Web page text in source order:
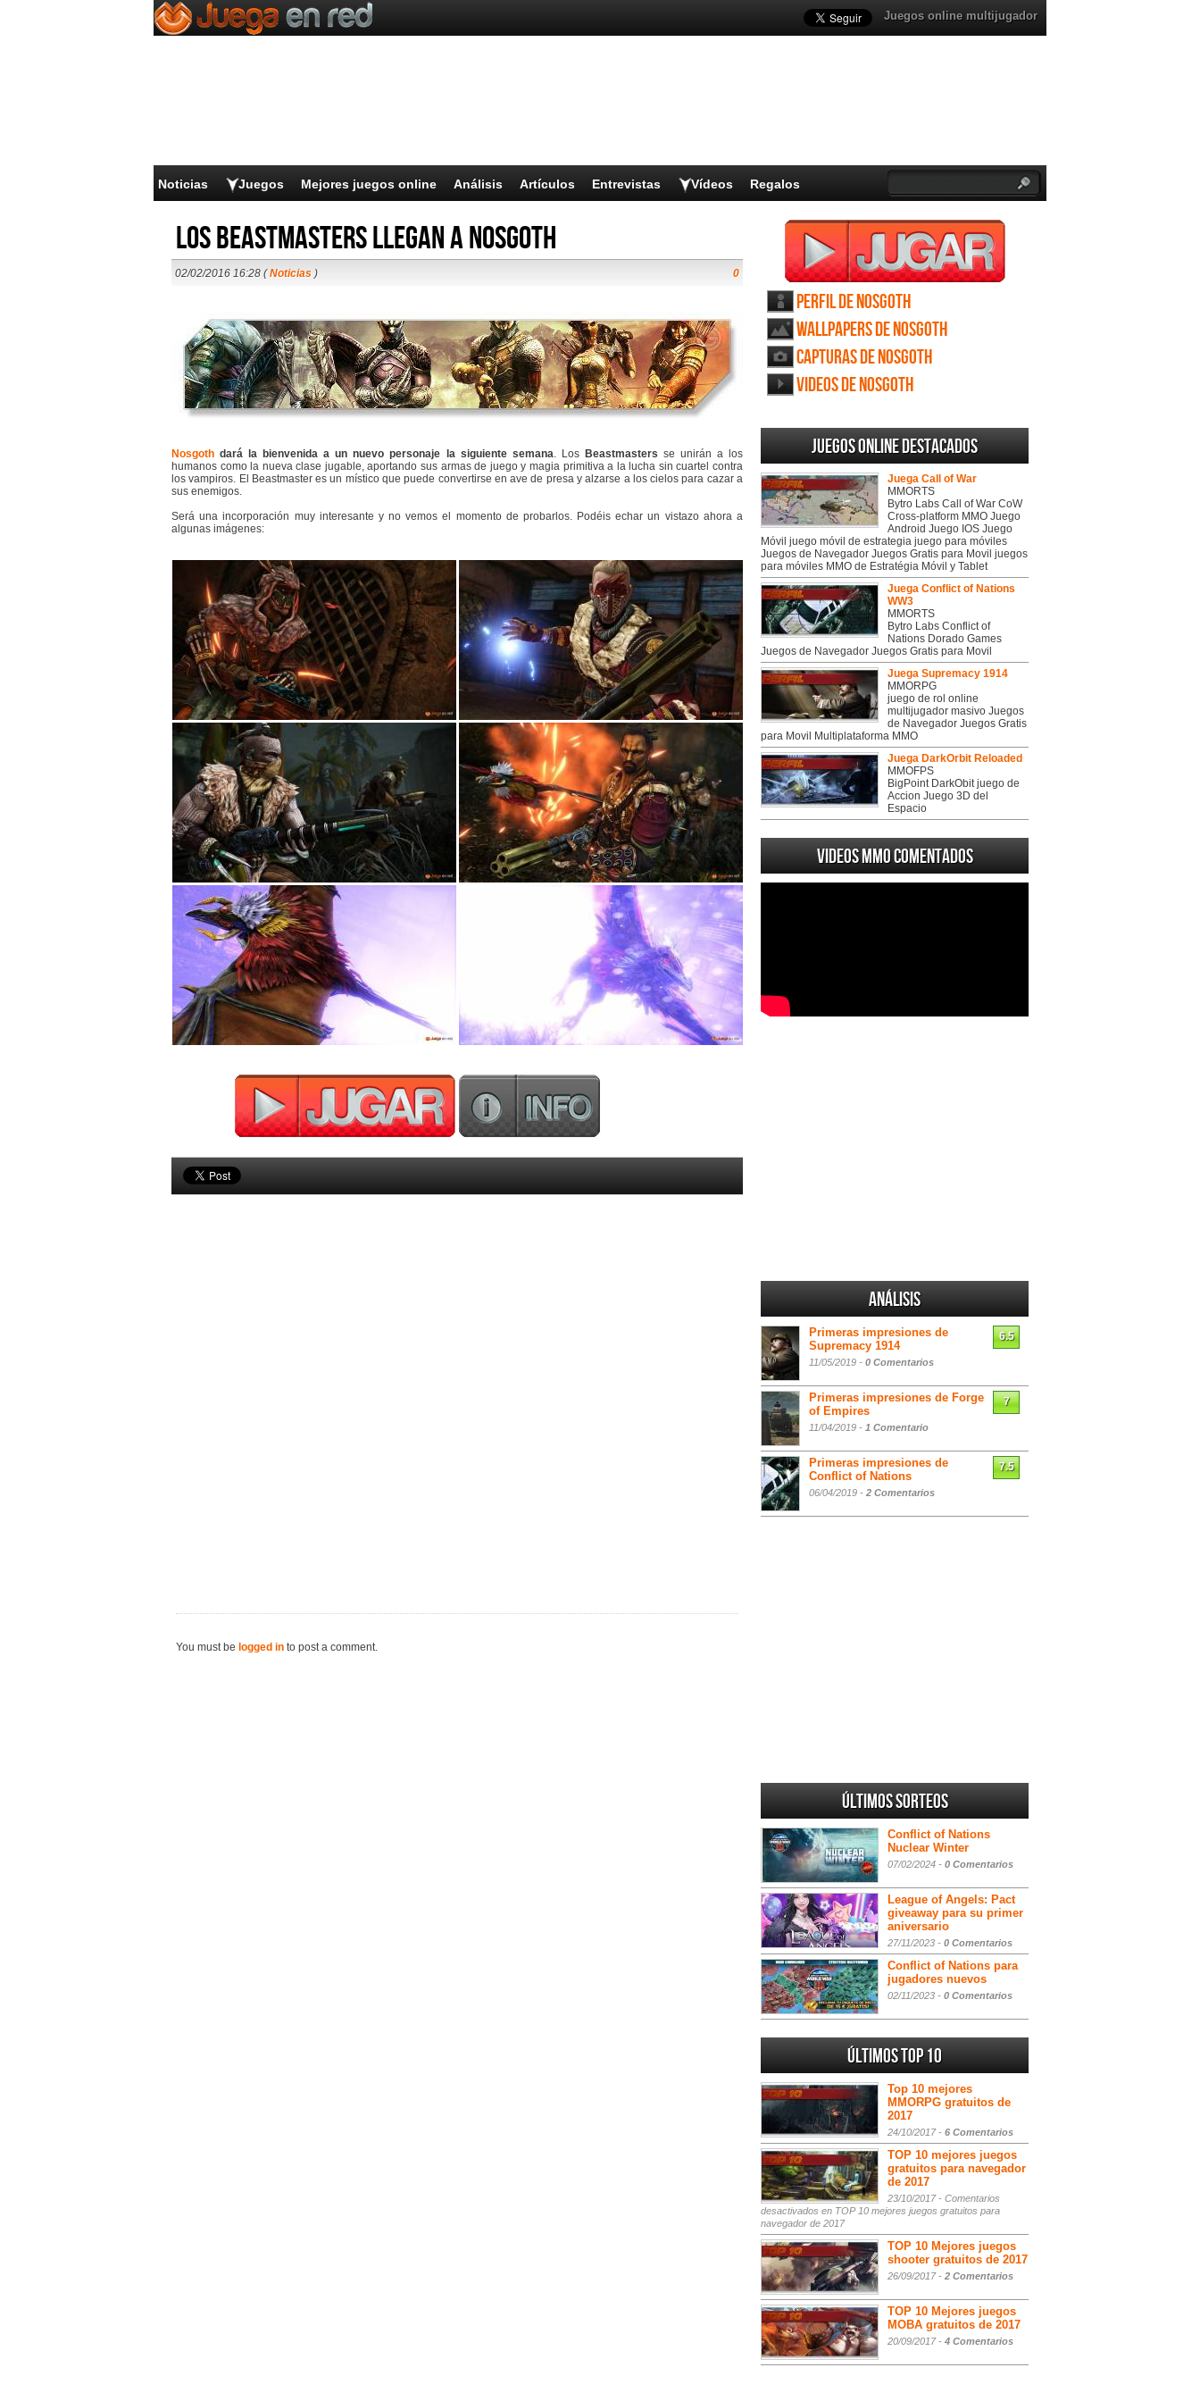
Juegos online multijugador
Noticias Juegos Mejores juegos online Análisis Artículos Entrevistas Vídeos Regalos
Los Beastmasters llegan a Nosgoth
02/02/2016 16:28 (Noticias ) 0
Nosgoth dará la bienvenida a un nuevo personaje la siguiente semana. Los Beastmasters se unirán a los
humanos como la nueva clase jugable, aportando sus armas de juego y magia primitiva a la lucha sin cuartel contra
los vampiros. El Beastmaster es un místico que puede convertirse en ave de presa y alzarse a los cielos para cazar a
sus enemigos.
Será una incorporación muy interesante y no vemos el momento de probarlos. Podéis echar un vistazo ahora a
algunas imágenes:
You must be logged in to post a comment.
Perfil de Nosgoth
Wallpapers de Nosgoth
Capturas de Nosgoth
Videos de Nosgoth
Juegos online destacados
Juega Call of War
MMORTS
Bytro Labs Call of War CoW
Cross-platform MMO Juego
Android Juego IOS Juego
Móvil juego móvil de estrategia juego para móviles
Juegos de Navegador Juegos Gratis para Movil juegos
para móviles MMO de Estratégia Móvil y Tablet
Juega Conflict of Nations
WW3
MMORTS
Bytro Labs Conflict of
Nations Dorado Games
Juegos de Navegador Juegos Gratis para Movil
Juega Supremacy 1914
MMORPG
juego de rol online
multijugador masivo Juegos
de Navegador Juegos Gratis
para Movil Multiplataforma MMO
Juega DarkOrbit Reloaded
MMOFPS
BigPoint DarkObit juego de
Accion Juego 3D del
Espacio
Videos MMO Comentados
Análisis
Primeras impresiones de
Supremacy 1914
11/05/2019 - 0 Comentarios
6.5
Primeras impresiones de Forge
of Empires
11/04/2019 - 1 Comentario
7
Primeras impresiones de
Conflict of Nations
06/04/2019 - 2 Comentarios
7.5
Últimos sorteos
Conflict of Nations
Nuclear Winter
07/02/2024 - 0 Comentarios
League of Angels: Pact
giveaway para su primer
aniversario
27/11/2023 - 0 Comentarios
Conflict of Nations para
jugadores nuevos
02/11/2023 - 0 Comentarios
Últimos Top 10
Top 10 mejores
MMORPG gratuitos de
2017
24/10/2017 - 6 Comentarios
TOP 10 mejores juegos
gratuitos para navegador
de 2017
23/10/2017 - Comentarios
desactivados en TOP 10 mejores juegos gratuitos para
navegador de 2017
TOP 10 Mejores juegos
shooter gratuitos de 2017
26/09/2017 - 2 Comentarios
TOP 10 Mejores juegos
MOBA gratuitos de 2017
20/09/2017 - 4 Comentarios